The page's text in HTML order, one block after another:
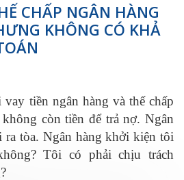
CHẤP NGÂN HÀNG
KHÔNG CÓ KHẢ
vay tiền ngân hàng và thế chấp
còn tiền để trả nợ. Ngân
tòa. Ngân hàng khởi kiện tôi
Tôi có phải chịu trách